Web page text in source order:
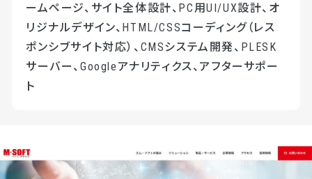
ームページ、サイト全体設計、PC用UI/UX設計、オ
リジナルデザイン、HTML/CSSコーディング（レス
ポンシブサイト対応）、CMSシステム開発、PLESK
サーバー、Googleアナリティクス、アフターサポー
ト